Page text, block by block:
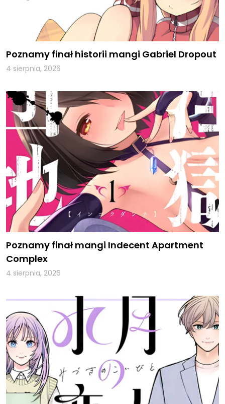
Poznamy finał historii mangi Gabriel Dropout
4 sierpnia, 2026
Poznamy finał mangi Indecent Apartment
Complex
4 sierpnia, 2026